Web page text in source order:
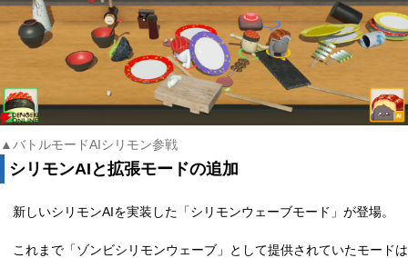
▲バトルモードAIシリモン参戦
シリモンAIと拡張モードの追加
新しいシリモンAIを実装した「シリモンウェーブモード」が登場。
これまで「ゾンビシリモンウェーブ」として提供されていたモードは